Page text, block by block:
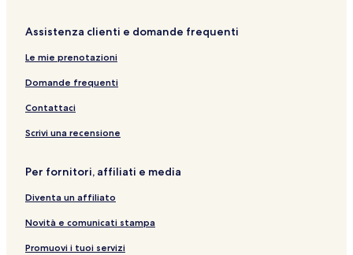
e
e
s
t
i
a
o
e
:
H
o
t
d
e
s
t
n
i
n
e
:
U
Assistenza clienti e domande frequenti
Le mie prenotazioni
Domande frequenti
Contattaci
Scrivi una recensione
Per fornitori, affiliati e media
Diventa un affiliato
Novità e comunicati stampa
Promuovi i tuoi servizi